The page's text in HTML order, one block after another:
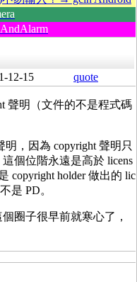
12-15 quote
聲明（文件的不是程式碼
，因為 copyright 聲明只
個位階永遠是高於 licens
copyright holder 做出的 lic
是 PD。
圈子很早前就寒心了，